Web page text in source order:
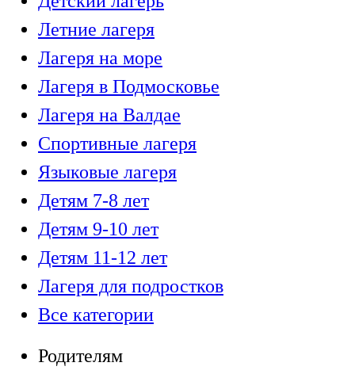
Летние лагеря
Лагеря на море
Лагеря в Подмосковье
Лагеря на Валдае
Спортивные лагеря
Языковые лагеря
Детям 7-8 лет
Детям 9-10 лет
Детям 11-12 лет
Лагеря для подростков
Все категории
Родителям